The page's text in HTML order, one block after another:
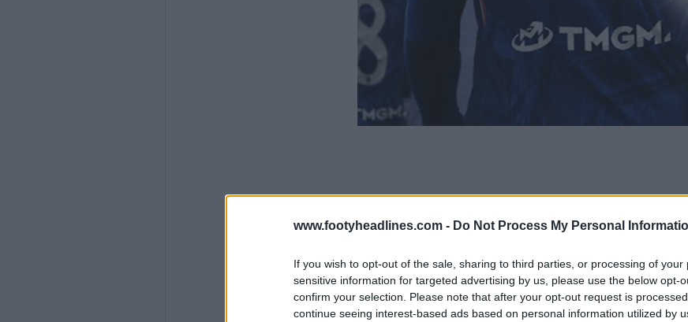
www.footyheadlines.com - Do Not Process My Personal
If you wish to opt-out of the sale, sharing to third parties, or processing of your
sensitive information for targeted advertising by us, please use the below opt-
confirm your selection. Please note that after your opt-out request is
continue seeing interest-based ads based on personal information utilized by